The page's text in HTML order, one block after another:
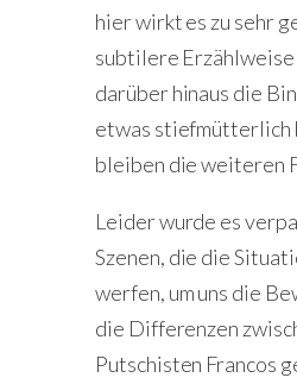
hier wirkt es zu sehr
subtilere
darüber hinaus die
etwas stiefmütterlich
bleiben die weiteren
Leider wurde es
Szenen, die die
werfen, um uns die
die Differenzen
Putschisten Francos